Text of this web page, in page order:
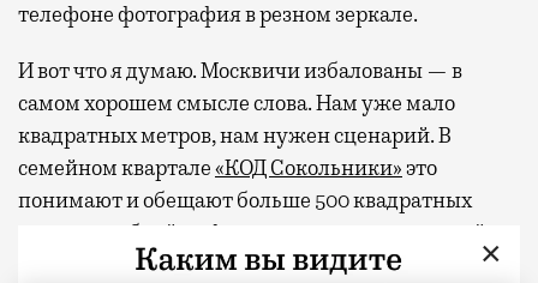
телефоне фотография в резном зеркале.
И вот что я думаю. Москвичи избалованы — в
самом хорошем смысле слова. Нам уже мало
квадратных метров, нам нужен сценарий. В
семейном квартале«КОД Сокольники»это
понимают и обещают больше 500 квадратных
метров клубной инфраструктуры для жителей
дома — коворкинг, общественную гостиную,
×